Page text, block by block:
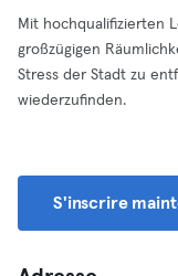
Mit hochqualifizierten
großzügigen
Stress der Stadt zu
wiederzufinden.
S'inscrire